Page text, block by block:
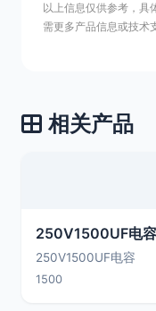
以上信息仅供参考，具
需更多产品信息或技术
相关产品
250V1500UF电
250V1500UF电容
1500